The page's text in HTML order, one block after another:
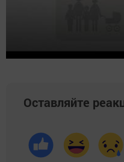
Оставляйте